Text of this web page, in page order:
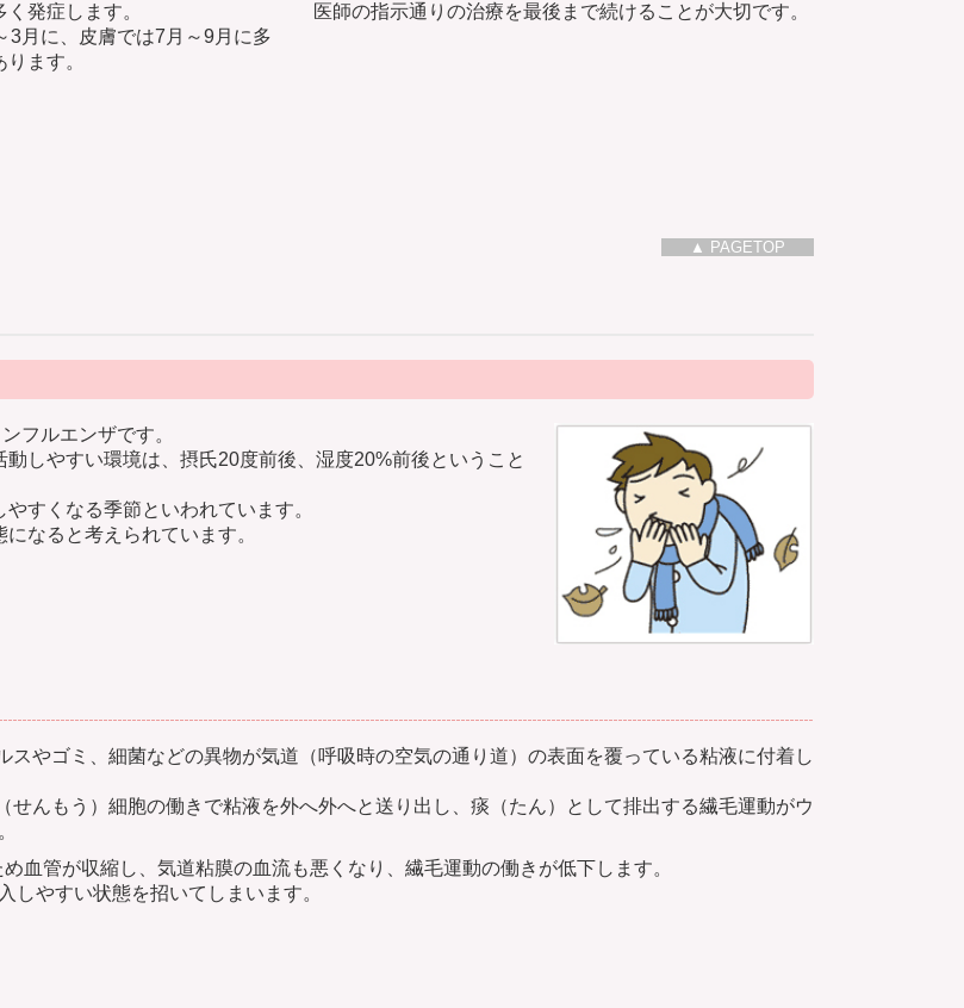
発症します。
3月に、皮膚では7月～9月に多
ます。
医師の指示通りの治療を最後まで続けることが大切です。
▲ PAGETOP
フルエンザです。
しやすい環境は、摂氏20度前後、湿度20%前後ということ
すくなる季節といわれています。
なると考えられています。
スやゴミ、細菌などの異物が気道（呼吸時の空気の通り道）の表面を覆っている粘液に付着し
せんもう）細胞の働きで粘液を外へ外へと送り出し、痰（たん）として排出する繊毛運動がウ
血管が収縮し、気道粘膜の血流も悪くなり、繊毛運動の働きが低下します。
しやすい状態を招いてしまいます。